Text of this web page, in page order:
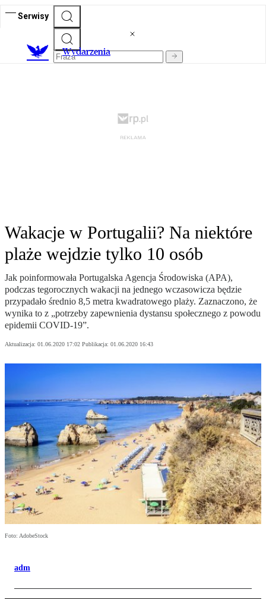
Serwisy
Wydarzenia
Wakacje w Portugalii? Na niektóre
plaże wejdzie tylko 10 osób
Jak poinformowała Portugalska Agencja Środowiska (APA),
podczas tegorocznych wakacji na jednego wczasowicza będzie
przypadało średnio 8,5 metra kwadratowego plaży. Zaznaczono, że
wynika to z „potrzeby zapewnienia dystansu społecznego z powodu
epidemii COVID-19”.
Aktualizacja: 01.06.2020 17:02 Publikacja: 01.06.2020 16:43
Foto: AdobeStock
adm